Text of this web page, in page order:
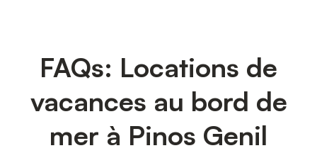
FAQs: Locations de
vacances au bord de
mer à Pinos Genil